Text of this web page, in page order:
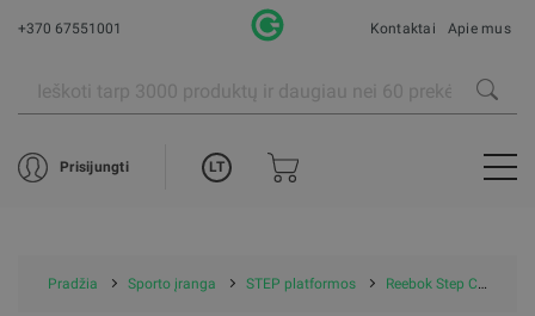
+370 67551001 Kontaktai Apie mus
Prisijungti LT
Pradžia Sporto įranga STEP platformos Reebok Step Clips (Spare part)